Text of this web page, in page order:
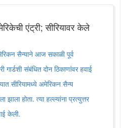
एंट्री; सीरियावर केले
सैन्याने आज सकाळी पूर्व
गार्डशी संबंधित दोन ठिकाणांवर हवाई
सीरियामध्ये अमेरिकन सैन्य
होता. त्या हल्ल्यांना प्रत्युत्तर
केली.